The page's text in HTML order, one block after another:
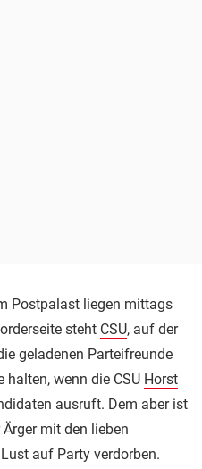
Postpalast liegen mittags
steht CSU, auf der
geladenen Parteifreunde
halten, wenn die CSU Horst
ausruft. Dem aber ist
mit den lieben
auf Party verdorben.